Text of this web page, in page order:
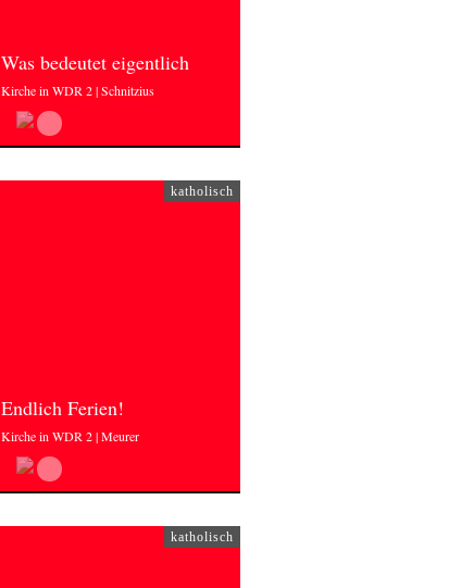
Was bedeutet eigentlich
Kirche in WDR 2 | Schnitzius
katholisch
Endlich Ferien!
Kirche in WDR 2 | Meurer
katholisch